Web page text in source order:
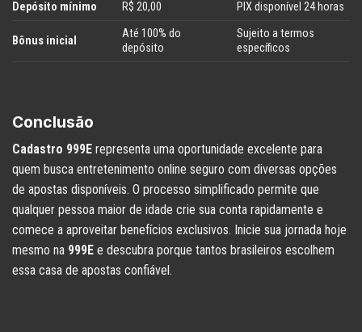
Depósito mínimo
R$ 20,00 PIX disponível 24 horas
Bônus inicial
Até 100% do
depósito
Sujeito a termos
específicos
Conclusão
Cadastro 999E representa uma oportunidade excelente para
quem busca entretenimento online seguro com diversas opções
de apostas disponíveis. O processo simplificado permite que
qualquer pessoa maior de idade crie sua conta rapidamente e
comece a aproveitar benefícios exclusivos. Inicie sua jornada hoje
mesmo na 999E e descubra porque tantos brasileiros escolhem
essa casa de apostas confiável.